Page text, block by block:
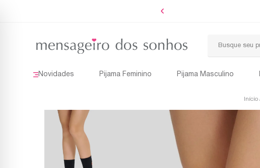
Novidades Pijama Feminino Pijama Masculino
Início